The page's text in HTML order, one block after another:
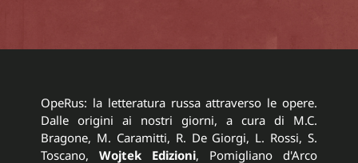
OpeRus: la letteratura russa attraverso le opere.
Dalle origini ai nostri giorni, a cura di M.C.
Bragone, M. Caramitti, R. De Giorgi, L. Rossi, S.
Toscano,Wojtek Edizioni, Pomigliano d'Arco